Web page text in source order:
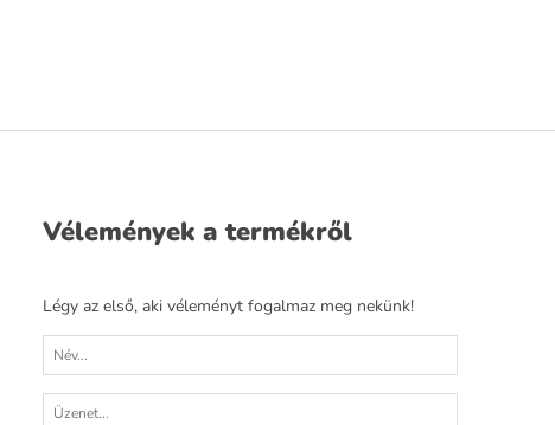
Vélemények a termékről
Légy az első, aki véleményt fogalmaz meg nekünk!